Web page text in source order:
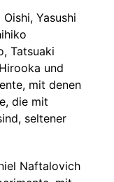
Yasushi
Tatsuaki
und
mit denen
die mit
seltener
Naftalovich